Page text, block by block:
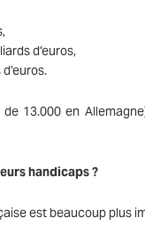
d’euros,
13.000 en
handicaps ?
est beaucoup plus